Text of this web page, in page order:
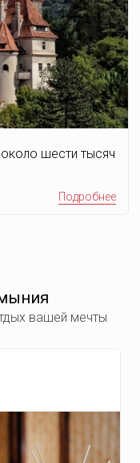
шести тысяч
Подробнее
вашей мечты